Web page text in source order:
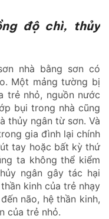
độ chì, thủy
nhà bằng sơn có
Một mảng tường bị
trẻ nhỏ, nguồn nước
bụi trong nhà cũng
thủy ngân từ sơn. Và
gia đình lại chính
tay hoặc bất kỳ thứ
ta không thể kiểm
ngân gây tác hại
kinh của trẻ nhạy
não, hệ thần kinh,
của trẻ nhỏ.